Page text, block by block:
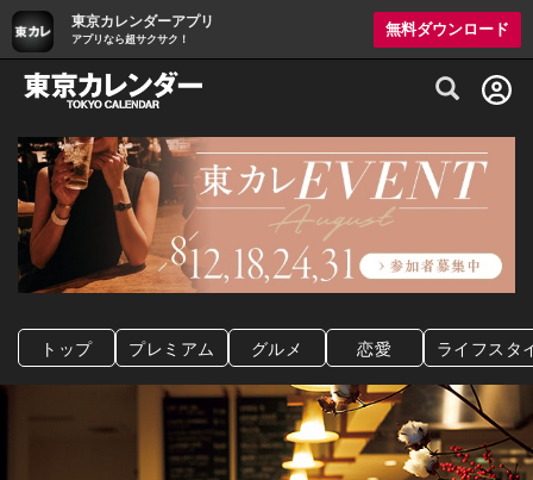
東京カレンダーアプリ
アプリなら超サクサク！
無料ダウンロード
グルメ情報・プレミアムレストラン予約
トップ プレミアム グルメ 恋愛 ライフスタ